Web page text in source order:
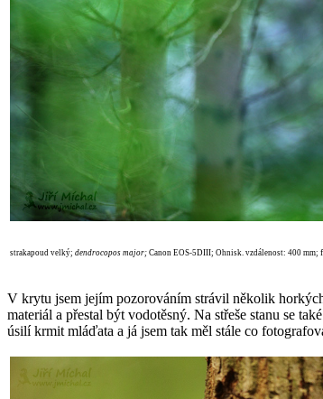
strakapoud velký; dendrocopos major; Canon EOS-5DIII; Ohnisk. vzdálenost: 400 mm;
V krytu jsem jejím pozorováním strávil několik
materiál a přestal být vodotěsný. Na střeše stanu se
úsilí krmit mláďata a já jsem tak měl stále co